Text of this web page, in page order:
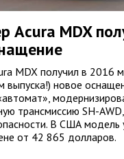
Acura MDX
MDX получил в 2016
выпуска!) новое
трансмиссию SH-
В США модель
от 42 865 долларов.